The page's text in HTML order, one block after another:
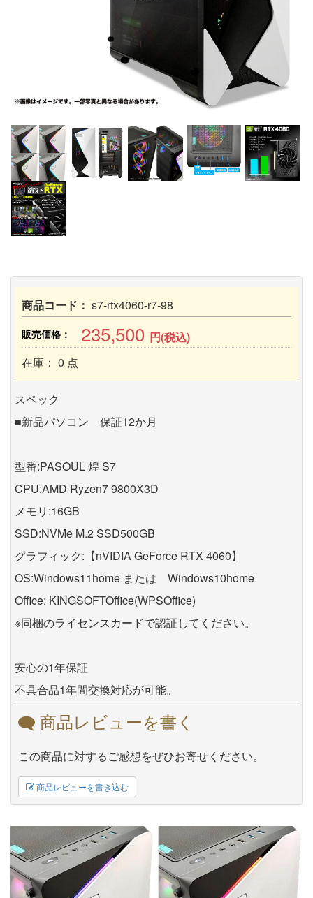
商品コード： s7-rtx4060-r7-98
販売価格： 235,500 円(税込)
在庫： 0 点
スペック
■新品パソコン 保証12か月
型番:PASOUL 煌 S7
CPU:AMD Ryzen7 9800X3D
メモリ:16GB
SSD:NVMe M.2 SSD500GB
グラフィック:【nVIDIA GeForce RTX 4060】
OS:Windows11home または Windows10home
Office: KINGSOFTOffice(WPSOffice)
※同梱のライセンスカードで認証してください。
安心の1年保証
不具合品1年間交換対応が可能。
商品レビューを書く
この商品に対するご感想をぜひお寄せください。
商品レビューを書き込む